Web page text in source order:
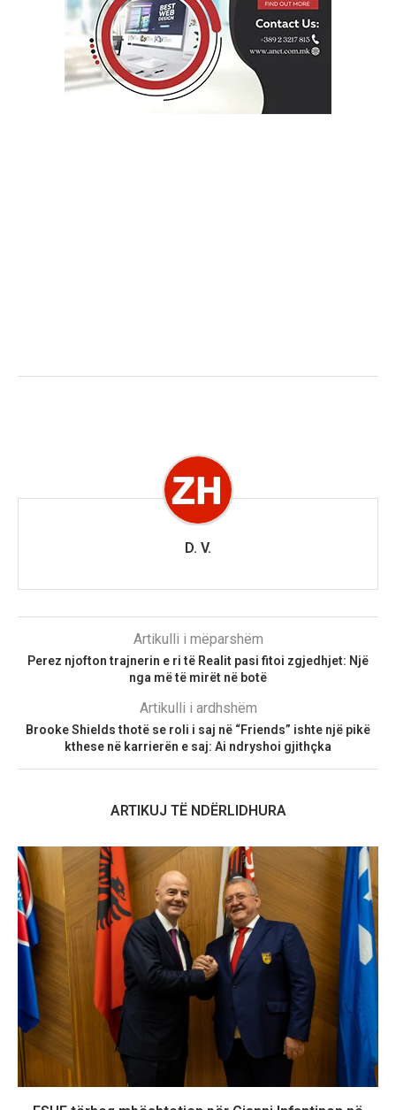
D. V.
Artikulli i mëparshëm
Perez njofton trajnerin e ri të Realit pasi fitoi zgjedhjet: Një
nga më të mirët në botë
Artikulli i ardhshëm
Brooke Shields thotë se roli i saj në “Friends” ishte një pikë
kthese në karrierën e saj: Ai ndryshoi gjithçka
ARTIKUJ TË NDËRLIDHURA